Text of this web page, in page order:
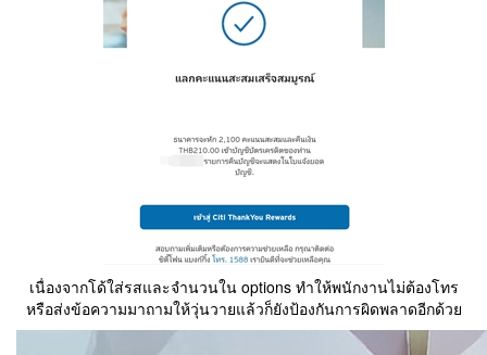
เนื่องจากโด้ใส่รสและจำนวนใน options ทำให้พนักงานไม่ต้องโทร
หรือส่งข้อความมาถามให้วุ่นวายแล้วก็ยังป้องกันการผิดพลาดอีกด้วย